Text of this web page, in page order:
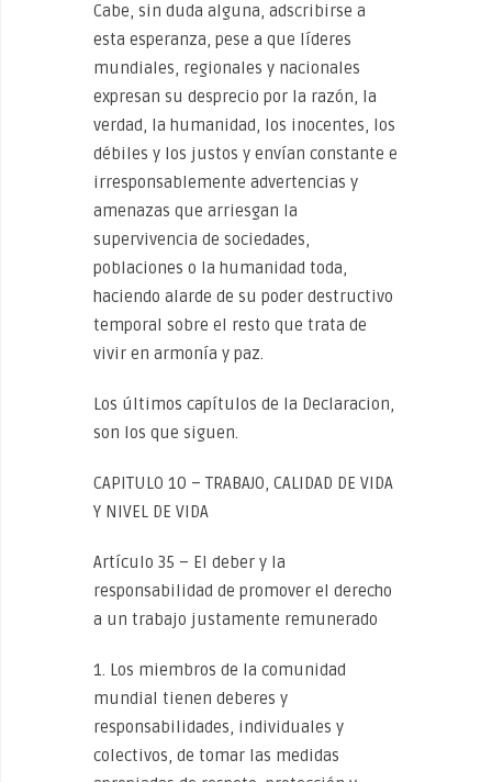
Cabe, sin duda alguna, adscribirse a
esta esperanza, pese a que líderes
mundiales, regionales y nacionales
expresan su desprecio por la razón, la
verdad, la humanidad, los inocentes, los
débiles y los justos y envían constante e
irresponsablemente advertencias y
amenazas que arriesgan la
supervivencia de sociedades,
poblaciones o la humanidad toda,
haciendo alarde de su poder destructivo
temporal sobre el resto que trata de
vivir en armonía y paz.
Los últimos capítulos de la Declaracion,
son los que siguen.
CAPITULO 10 – TRABAJO, CALIDAD DE VIDA
Y NIVEL DE VIDA
Artículo 35 – El deber y la
responsabilidad de promover el derecho
a un trabajo justamente remunerado
1. Los miembros de la comunidad
mundial tienen deberes y
responsabilidades, individuales y
colectivos, de tomar las medidas